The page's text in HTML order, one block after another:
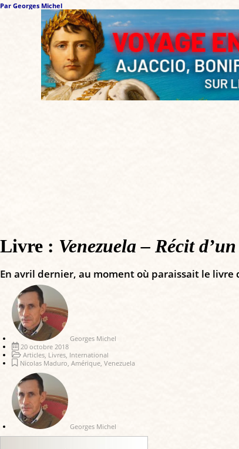
Par Georges Michel
Livre : Venezuela – Récit
En avril dernier, au moment où paraissait le livre
Georges Michel
20 octobre 2018
Articles Livres International
Nicolas Maduro Amérique Venezuela
Georges Michel